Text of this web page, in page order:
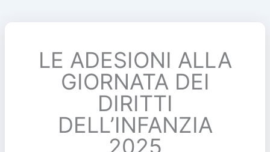
LE ADESIONI ALLA
GIORNATA DEI
DIRITTI
DELL’INFANZIA